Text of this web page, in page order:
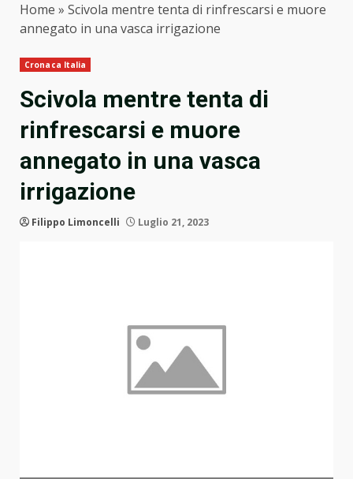
Home » Scivola mentre tenta di rinfrescarsi e muore
annegato in una vasca irrigazione
Cronaca Italia
Scivola mentre tenta di
rinfrescarsi e muore
annegato in una vasca
irrigazione
Filippo Limoncelli Luglio 21, 2023